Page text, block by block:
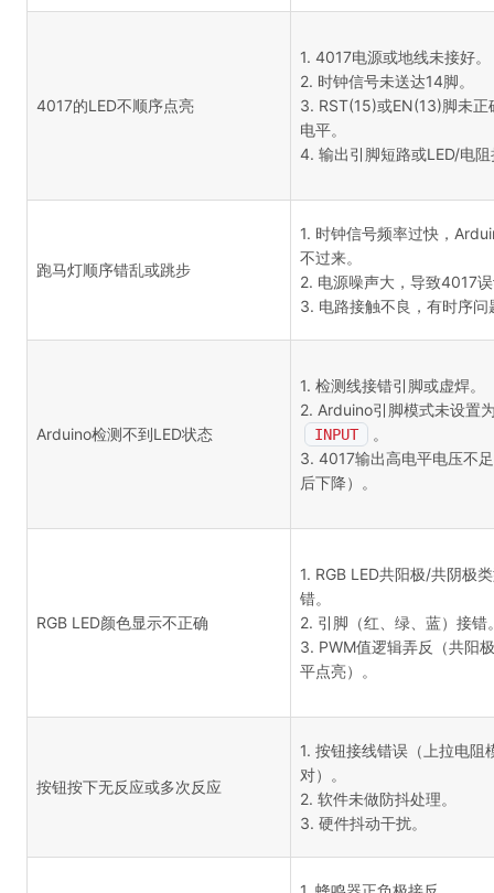
4017的LED不顺序点亮
1. 4017电源或地线未接好。
2. 时钟信号未送达14脚。
3. RST(15)或EN(13)脚未正
电平。
4. 输出引脚短路或LED/电
跑马灯顺序错乱或跳步
1. 时钟信号频率过快，
不过来。
2. 电源噪声大，导致4017
3. 电路接触不良，有时序问
Arduino检测不到LED状态
1. 检测线接错引脚或虚焊。
2. Arduino引脚模式未设置
INPUT
。
3. 4017输出高电平电压不
后下降）。
RGB LED颜色显示不正确
1. RGB LED共阳极/共阴极
错。
2. 引脚（红、绿、蓝）接错
3. PWM值逻辑弄反（共阳
平点亮）。
按钮按下无反应或多次反应
1. 按钮接线错误（上拉电阻
对）。
2. 软件未做防抖处理。
3. 硬件抖动干扰。